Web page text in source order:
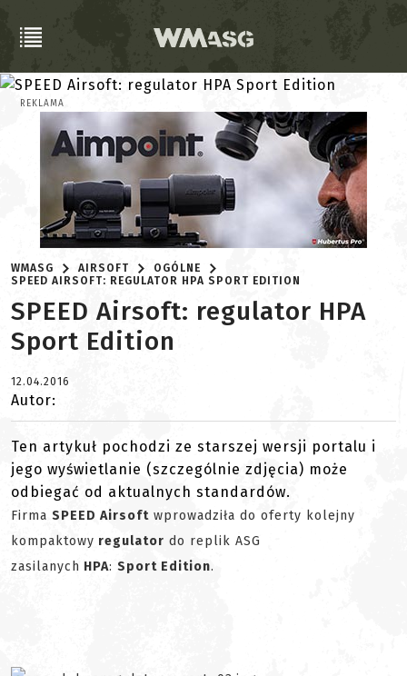
REKLAMA
WMASG AIRSOFT
OGÓLNE
SPEED AIRSOFT: REGULATOR HPA SPORT EDITION
SPEED Airsoft: regulator HPA
Sport Edition
12.04.2016
Autor:
Ten artykuł pochodzi ze starszej wersji portalu i
jego wyświetlanie (szczególnie zdjęcia) może
odbiegać od aktualnych standardów.
Firma SPEED Airsoft wprowadziła do oferty kolejny
kompaktowy regulator do replik ASG
zasilanych HPA: Sport Edition.